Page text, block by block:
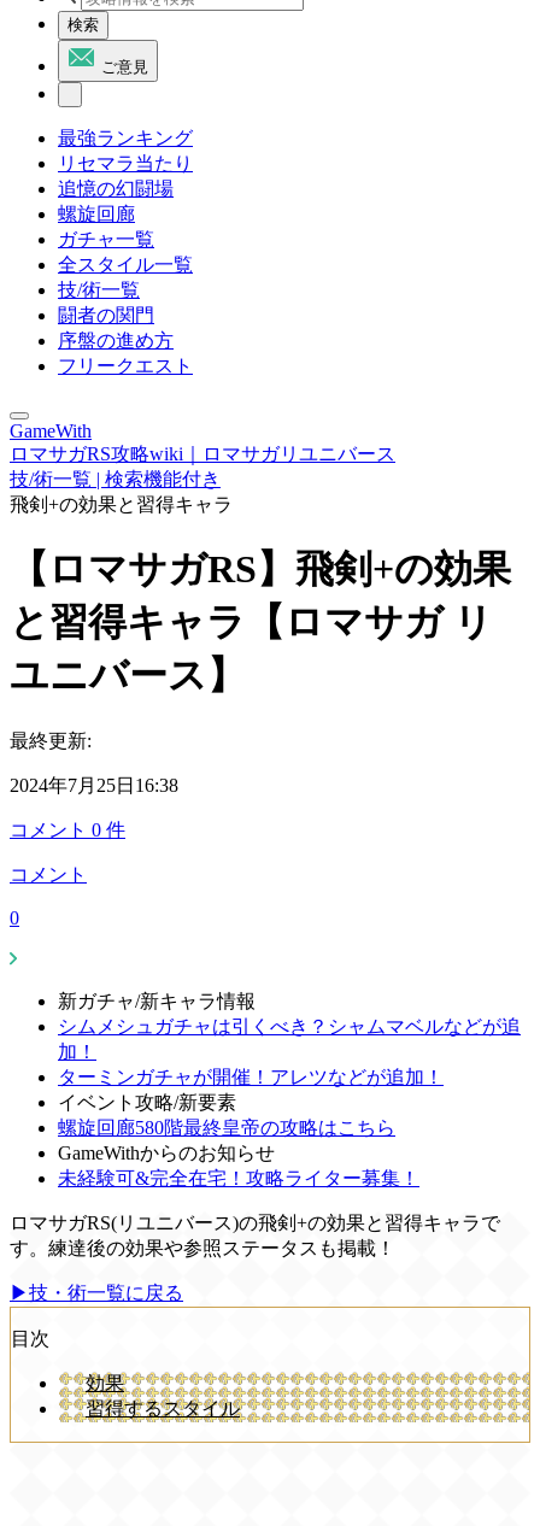
検索
ご意見
最強ランキング
リセマラ当たり
追憶の幻闘場
螺旋回廊
ガチャ一覧
全スタイル一覧
技/術一覧
闘者の関門
序盤の進め方
フリークエスト
GameWith
ロマサガRS攻略wiki｜ロマサガリユニバース
技/術一覧 | 検索機能付き
飛剣+の効果と習得キャラ
【ロマサガRS】飛剣+の効果
と習得キャラ【ロマサガ リ
ユニバース】
最終更新:
2024年7月25日16:38
コメント 0 件
コメント
0
新ガチャ/新キャラ情報
シムメシュガチャは引くべき？シャムマベルなどが追
加！
ターミンガチャが開催！アレツなどが追加！
イベント攻略/新要素
螺旋回廊580階最終皇帝の攻略はこちら
GameWithからのお知らせ
未経験可&完全在宅！攻略ライター募集！
ロマサガRS(リユニバース)の飛剣+の効果と習得キャラで
す。練達後の効果や参照ステータスも掲載！
▶技・術一覧に戻る
目次
効果
習得するスタイル